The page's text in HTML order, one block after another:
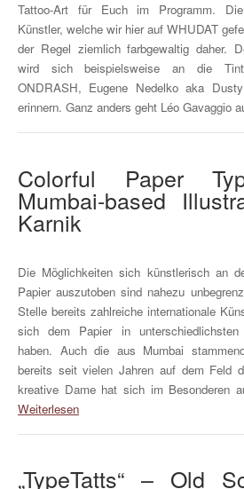
Tattoo-Art für Euch im Programm.
Künstler, welche wir hier auf WHUDAT
der Regel ziemlich farbgewaltig daher.
wird sich beispielsweise an die
ONDRASH, Eugene Nedelko aka
erinnern. Ganz anders geht Léo Gavaggio
Colorful Paper
Mumbai-based
Karnik
Die Möglichkeiten sich künstlerisch an
Papier auszutoben sind nahezu
Stelle bereits zahlreiche internationale
sich dem Papier in unterschiedlichsten
haben. Auch die aus Mumbai
bereits seit vielen Jahren auf dem Feld
kreative Dame hat sich im Besonderen
Weiterlesen
„TypeTatts“ – Old